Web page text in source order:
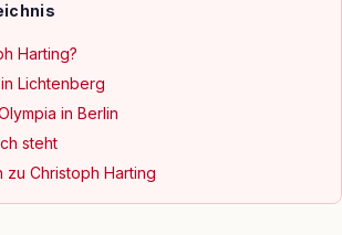
Harting?
Lichtenberg
in Berlin
steht
zu Christoph Harting